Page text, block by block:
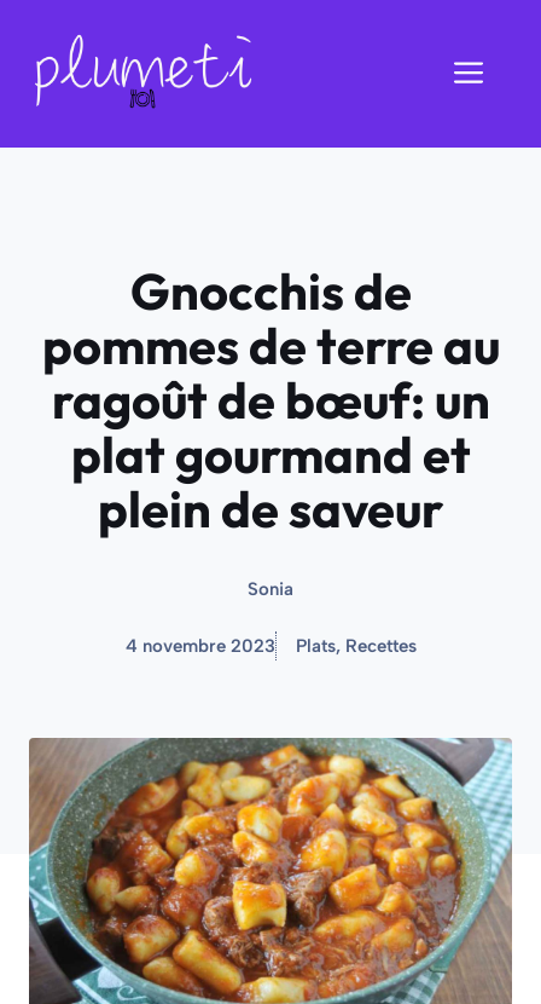
contenu
Gnocchis de
pommes de terre au
ragoût de bœuf: un
plat gourmand et
plein de saveur
Sonia
4 novembre 2023 Plats, Recettes